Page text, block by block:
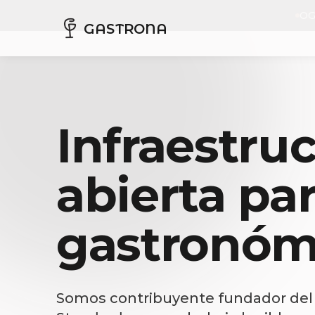
GASTRONA
abierta
Somos contribuyente fundador